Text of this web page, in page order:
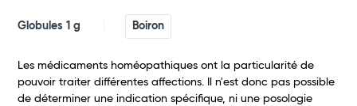
Globules 1 g Boiron
Les médicaments homéopathiques ont la particularité de
pouvoir traiter différentes affections. Il n'est donc pas possible
de déterminer une indication spécifique, ni une posologie